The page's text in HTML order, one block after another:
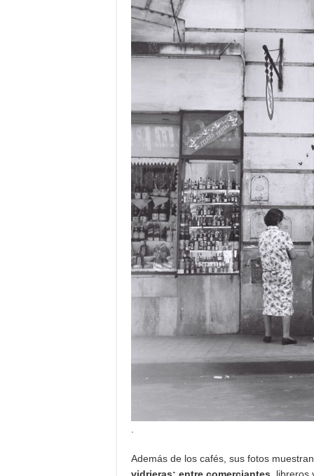
Además de los cafés, sus fotos